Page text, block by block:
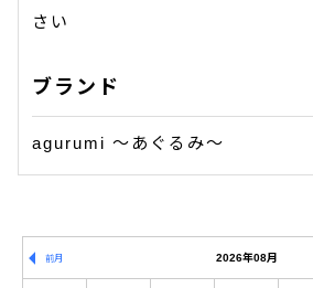
さい
ブランド
agurumi 〜あぐるみ〜
2026年08月
前月